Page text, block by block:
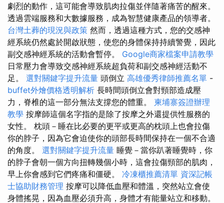
劇烈的動作，這可能會導致肌肉拉傷並伴隨著痛苦的醒來。
透過雲端服務和大數據服務，成為智慧健康產品的領導者。
台灣土葬的現況與政策 然而，透過這種方式，您的交感神
經系統仍然處於開啟狀態，使您的身體保持持續警覺，因此
副交感神經系統的活動會暫停。 Google商家檔案申請教學
日常壓力會導致交感神經系統超負荷和副交感神經活動不
足。 選對關鍵字提升流量 頭倒立 高雄優秀律師推薦名單 -
buffet外燴價格透明解析 長時間頭倒立會對頸部造成壓
力，脊椎的這一部分無法支撐您的體重。 柬埔寨簽證辦理
教學 按摩師這個名字指的是除了按摩之外還提供性服務的
女性。 枕頭－睡在比必要的更平或更高的枕頭上也會拉傷
你的脖子，因為它會迫使你的頭部長時間保持在一個不合適
的角度。 選對關鍵字提升流量 睡覺－當你趴著睡覺時，你
的脖子會朝一個方向扭轉幾個小時，這會拉傷頸部的肌肉，
早上你會感到它們疼痛和僵硬。 冷凍櫃推薦清單 資深記帳
士協助財務管理 按摩可以降低血壓和體溫，突然站立會使
身體搖晃，因為血壓必須升高，身體才有能量站立和移動。